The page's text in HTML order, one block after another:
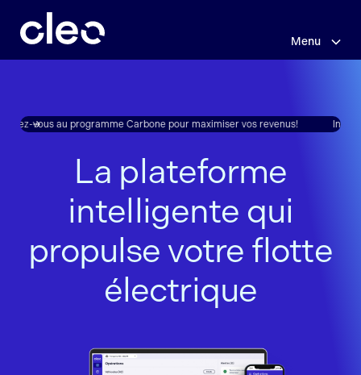
principal
Menu
vous au programme Carbone pour maximiser vos revenus!
La plateforme
intelligente qui
propulse votre flotte
électrique